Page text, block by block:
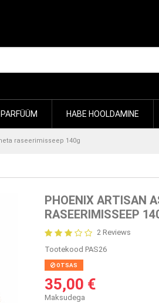
PARFÜÜM HABE HOOLDAMINE
raseerimisseep 140g
PHOENIX ARTISAN
RASEERIMISSEEP
2 Reviews
Tootekood PAS26
OTSAS
35,00 €
Maksudega